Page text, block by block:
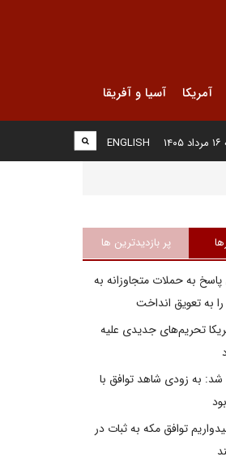
آمریکا آسیا و آفریقا
ENGLISH
پر بازدیدترین ها
به حملات متجاوزانه به
به تعویق انداخت
تحریم‌های جدیدی علیه
به زودی شاهد توافق با
توافق مکه به ثبات در